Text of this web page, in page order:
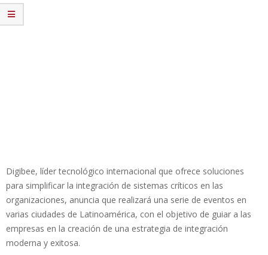
Digibee, líder tecnológico internacional que ofrece soluciones
para simplificar la integración de sistemas críticos en las
organizaciones, anuncia que realizará una serie de eventos en
varias ciudades de Latinoamérica, con el objetivo de guiar a las
empresas en la creación de una estrategia de integración
moderna y exitosa.